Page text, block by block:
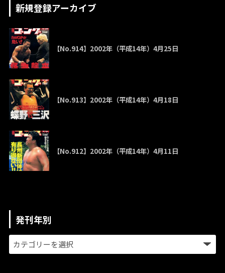
新規登録アーカイブ
【No.914】2002年（平成14年）4月25日
【No.913】2002年（平成14年）4月18日
【No.912】2002年（平成14年）4月11日
発刊年別